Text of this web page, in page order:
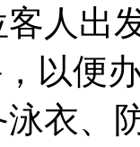
人出
以便
衣、